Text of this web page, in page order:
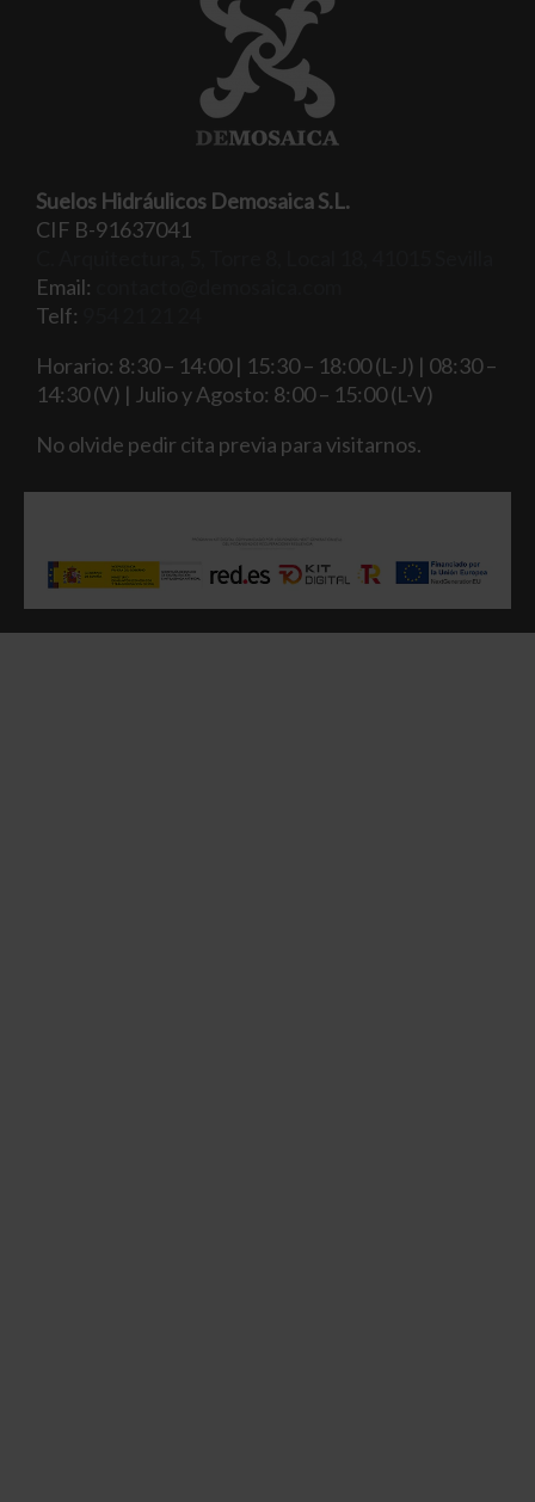
Suelos Hidráulicos Demosaica S.L.
CIF B-91637041
Email:
Telf:
Horario: 8:30 – 14:00 | 15:30 – 18:00 (L-J) | 08:30 –
14:30 (V) | Julio y Agosto: 8:00 – 15:00 (L-V)
No olvide pedir cita previa para visitarnos.